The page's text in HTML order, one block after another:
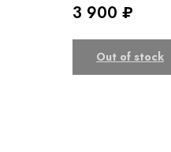
3 900 ₽
Out of stock